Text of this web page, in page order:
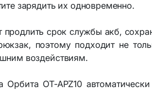
зарядить их одновременно.
продлить срок службы акб,
поэтому подходит не
воздействиям.
Орбита OT-APZ10